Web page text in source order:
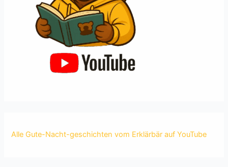
Alle Gute-Nacht-geschichten vom Erklärbär auf YouTube